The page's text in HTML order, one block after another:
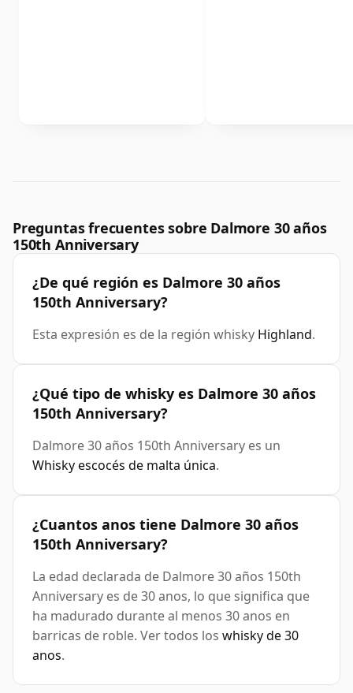
Preguntas frecuentes sobre Dalmore 30 años
150th Anniversary
¿De qué región es Dalmore 30 años
150th Anniversary?
Esta expresión es de la región whisky Highland.
¿Qué tipo de whisky es Dalmore 30 años
150th Anniversary?
Dalmore 30 años 150th Anniversary es un
Whisky escocés de malta única.
¿Cuantos anos tiene Dalmore 30 años
150th Anniversary?
La edad declarada de Dalmore 30 años 150th
Anniversary es de 30 anos, lo que significa que
ha madurado durante al menos 30 anos en
barricas de roble. Ver todos los whisky de 30
anos.